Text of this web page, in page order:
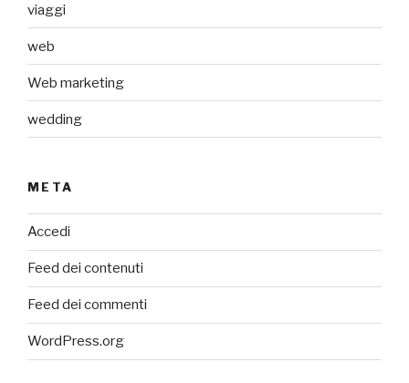
viaggi
web
Web marketing
wedding
META
Accedi
Feed dei contenuti
Feed dei commenti
WordPress.org